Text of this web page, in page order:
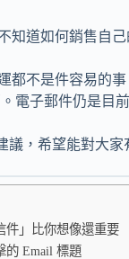
知道如何銷售自
都不是件容易的
電子郵件仍是目
議，希望能對大家
件」比你想像還重要
的 Email 標題